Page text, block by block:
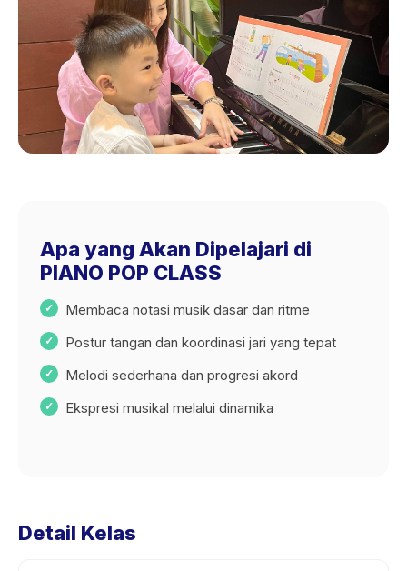
Apa yang Akan Dipelajari di
PIANO POP CLASS
Membaca notasi musik dasar dan ritme
Postur tangan dan koordinasi jari yang tepat
Melodi sederhana dan progresi akord
Ekspresi musikal melalui dinamika
Detail Kelas